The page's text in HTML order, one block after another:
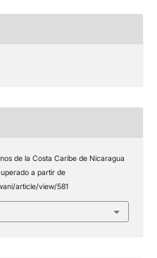
de la Costa Caribe de Nicaragua
a partir de
article/view/581